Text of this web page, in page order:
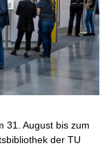
31. August bis zum
der TU